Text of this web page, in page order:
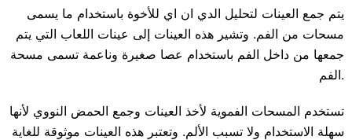
يتم جمع العينات لتحليل الدي ان اي للأخوة باستخدام ما يسمى
مسحات من الفم. وتشير هذه العينات إلى عينات اللعاب التي يتم
جمعها من داخل الفم باستخدام عصا صغيرة وناعمة تسمى مسحة
الفم.
تستخدم المسحات الفموية لأخذ العينات وجمع الحمض النووي لأنها
سهلة الاستخدام ولا تسبب الألم. وتعتبر هذه العينات موثوقة للغاية